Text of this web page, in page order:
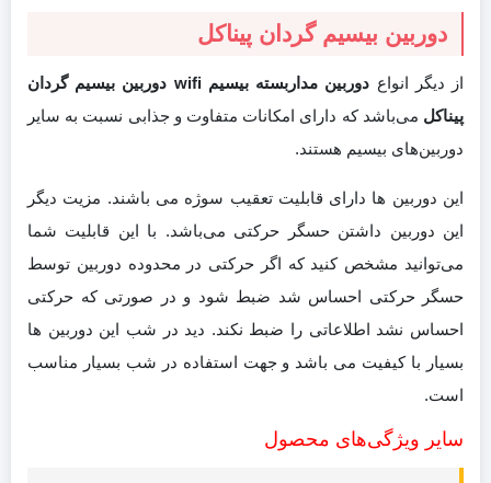
دوربین بیسیم گردان پیناکل
از دیگر انواع دوربین مداربسته بیسیم wifi
دوربین بیسیم گردان
پیناکل می‌باشد که دارای امکانات متفاوت و جذابی نسبت به سایر
دوربین‌های بیسیم هستند.
این دوربین ها دارای قابلیت تعقیب سوژه می باشند. مزیت دیگر
این دوربین داشتن حسگر حرکتی می‌باشد. با این قابلیت شما
می‌توانید مشخص کنید که اگر حرکتی در محدوده دوربین توسط
حسگر حرکتی احساس شد ضبط شود و در صورتی که حرکتی
احساس نشد اطلاعاتی را ضبط نکند. دید در شب این دوربین ها
بسیار با کیفیت می باشد و جهت استفاده در شب بسیار مناسب
است.
سایر ویژگی‌های محصول